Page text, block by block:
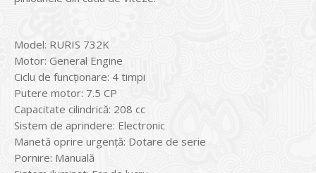
Model: RURIS 732K
Motor: General Engine
Ciclu de funcţionare: 4 timpi
Putere motor: 7.5 CP
Capacitate cilindrică: 208 cc
Sistem de aprindere: Electronic
Manetă oprire urgenţă: Dotare de serie
Pornire: Manuală